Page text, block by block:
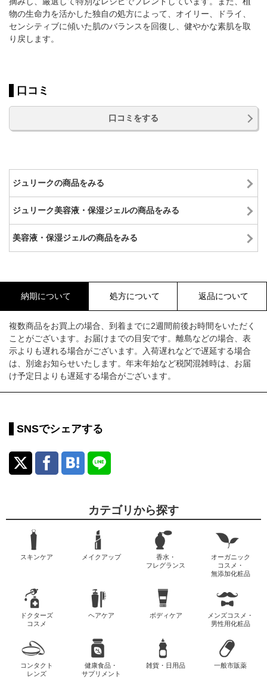
物の生命力を活かした独自の処方によって、オイリー、ドライ、
センシティブに傾いた肌のバランスを回復し、健やかな素肌を取
り戻します。
口コミ
口コミをする
ジュリークの商品をみる
ジュリーク美容液・保湿ジェルの商品をみる
美容液・保湿ジェルの商品をみる
納期について 処方について 返品について
複数商品をお買上の場合、到着までに2週間前後お時間をいただく
ことがございます。お届けまでの目安です。離島などの場合、表
示よりも遅れる場合がございます。入荷遅れなどで遅延する場合
は、別途お知らせいたします。年末年始など税関混雑時は、お届
け予定日よりも遅延する場合がございます。
SNSでシェアする
カテゴリから探す
スキンケア メイクアップ
香水・
フレグランス
オーガニック
コスメ・
無添加化粧品
ドクターズ
コスメ
ヘアケア ボディケア
メンズコスメ・
男性用化粧品
コンタクト
レンズ
健康食品・
サプリメント
雑貨・日用品 一般市販薬